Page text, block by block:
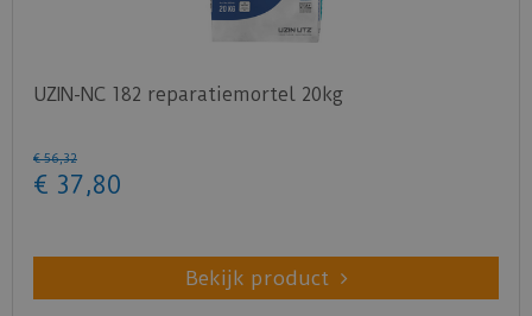
UZIN-NC 182 reparatiemortel 20kg
€ 56,32
€ 37,80
Bekijk product